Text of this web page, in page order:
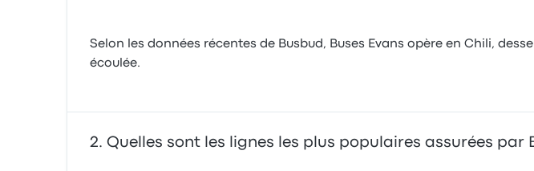
Selon les données récentes de Busbud, Buses Evans opère en Chili,
écoulée.
Quelles sont les lignes les plus populaires assurées par